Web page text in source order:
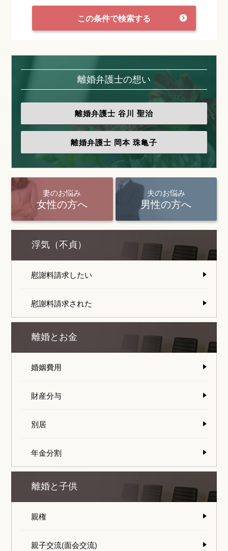
この条件で検索する
離婚弁護士の想い
離婚弁護士 谷川 聖治
離婚弁護士 岡本 珠亀子
妻のお悩み
女性の方へ
夫のお悩み
男性の方へ
浮気（不貞）
慰謝料請求したい
慰謝料請求された
離婚とお金
婚姻費用
財産分与
別居
年金分割
離婚と子供
親権
親子交流(面会交流)